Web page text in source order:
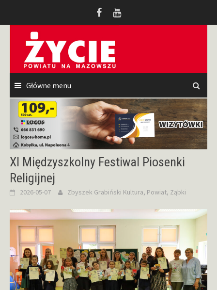
Główne menu
XI Międzyszkolny Festiwal Piosenki
Religijnej
2026-05-07 Zbyszek Grabiński Kultura, Powiat, Ząbki